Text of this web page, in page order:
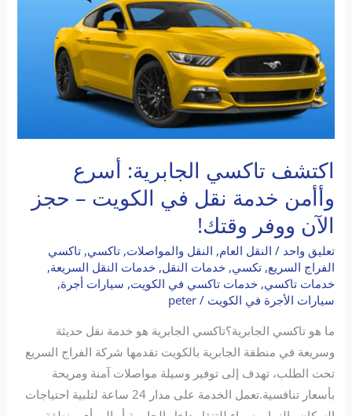
اكتشف تاكسي الجابرية: أسرع
وأأمن خدمة نقل في الكويت – حجز
الآن ووفر وقتك!
تعليق واحد / النقل العام, النقل والمواصلات,تاكسي,تاكسي
الفراج السريع,تكسي,خدمات النقل,خدمات النقل السريعة,
خدمات تاكسي,خدمات تاكسي في الكويت, سيارات أجرة,
سيارات الأجرة في الكويت /
peter
ما هو تاكسي الجابرية؟تاكسي الجابرية هو خدمة نقل حديثة
وسريعة في منطقة الجابرية بالكويت تقدمها شركة الفراج السريع
تحت الطلب، تهدف إلى توفير وسيلة مواصلات آمنة ومريحة
بأسعار تنافسية.تعمل الخدمة على مدار 24 ساعة لتلبية احتياجات
الكويت
حجز
الآن
ووفر
وقتك!